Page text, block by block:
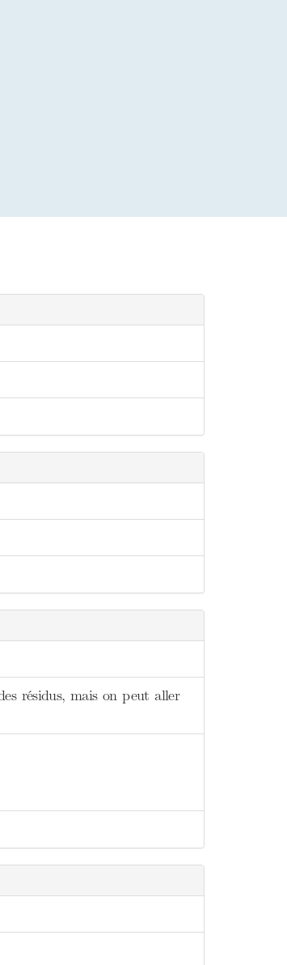
résidus, mais on peut aller